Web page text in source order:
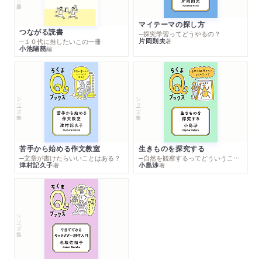
つながる読書
─１０代に推したいこの一冊
小池陽慈編
マイテーマの探し方
─探究学習ってどうやるの？
片岡則夫著
シリーズ・全集
苦手から始める作文教室
─文章が書けたらいいことはある？
津村記久子著
シリーズ・全集
生きものを探究する
─自然を観察するってどういうこと？
小島渉著
シリーズ・全集